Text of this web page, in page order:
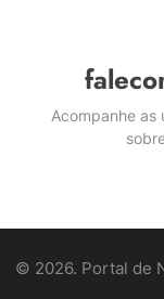
Acompanhe as
© 2026. Portal de